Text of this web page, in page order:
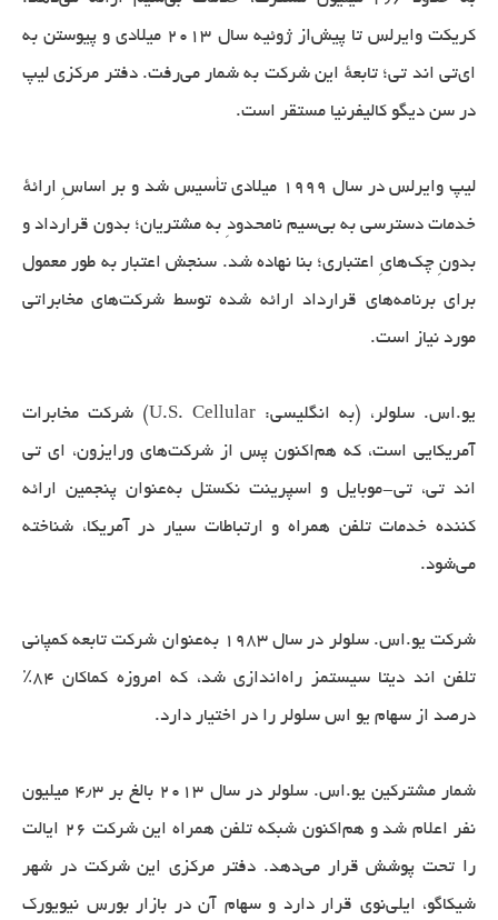
کریکت وایرلس تا پیش‌از ژوئیه سال ۲۰۱۳ میلادی و پیوستن به
ای‌تی اند تی؛ تابعهٔ این شرکت به شمار می‌رفت. دفتر مرکزی لیپ
در سن دیگو کالیفرنیا مستقر است.
لیپ وایرلس در سال ۱۹۹۹ میلادی تأسیس شد و بر اساسِ ارائهٔ
خدمات دسترسی به بی‌سیم نامحدودِ به مشتریان؛ بدون قرارداد و
بدونِ چک‌هایِ اعتباری؛ بنا نهاده شد. سنجش اعتبار به طور معمول
برای برنامه‌های قرارداد ارائه شده توسط شرکت‌های مخابراتی
مورد نیاز است.
یو.اس. سلولر، (به انگلیسی: U.S. Cellular) شرکت مخابرات
آمریکایی است، که هم‌اکنون پس از شرکت‌های ورایزون، ای تی
اند تی، تی-موبایل و اسپرینت نکستل به‌عنوان پنجمین ارائه
کننده خدمات تلفن همراه و ارتباطات سیار در آمریکا، شناخته
می‌شود.
شرکت یو.اس. سلولر در سال ۱۹۸۳ به‌عنوان شرکت تابعه کمپانی
تلفن اند دیتا سیستمز راه‌اندازی شد، که امروزه کماکان ۸۴٪
درصد از سهام یو اس سلولر را در اختیار دارد.
شمار مشترکین یو.اس. سلولر در سال ۲۰۱۳ بالغ بر ۴٫۳ میلیون
نفر اعلام شد و هم‌اکنون شبکه تلفن همراه این شرکت ۲۶ ایالت
را تحت پوشش قرار می‌دهد. دفتر مرکزی این شرکت در شهر
شیکاگو، ایلی‌نوی قرار دارد و سهام آن در بازار بورس نیویورک